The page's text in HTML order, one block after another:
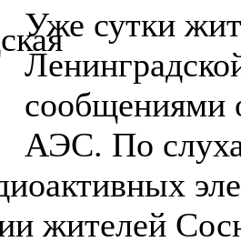
Уже сутки
сообщениями
АЭС. По
жителей